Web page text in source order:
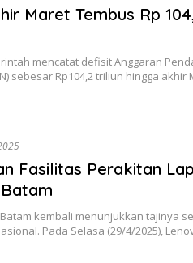
Maret Tembus Rp
mencatat defisit Anggaran
sebesar Rp104,2 triliun hingga akhir
Fasilitas Perakitan
Batam kembali menunjukkan tajinya
Pada Selasa (29/4/2025),